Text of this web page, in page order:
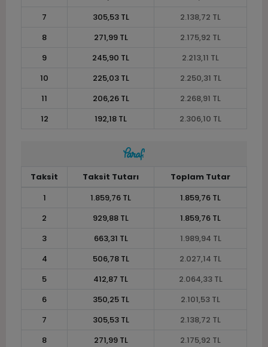
7
305,53 TL
2.138,72 TL
8
271,99 TL
2.175,92 TL
9
245,90 TL
2.213,11 TL
10
225,03 TL
2.250,31 TL
11
206,26 TL
2.268,91 TL
12
192,18 TL 2.306,10 TL
Taksit Taksit Tutarı
Toplam Tutar
1
1.859,76 TL
1.859,76 TL
2
929,88 TL
1.859,76 TL
3
663,31 TL
1.989,94 TL
4
506,78 TL
2.027,14 TL
5
412,87 TL
2.064,33 TL
6
350,25 TL
2.101,53 TL
7
305,53 TL
2.138,72 TL
8
271,99 TL
2.175,92 TL